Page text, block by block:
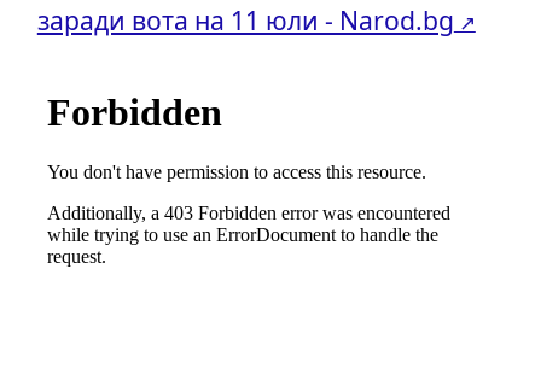
заради вота на 11 юли - Narod.bg